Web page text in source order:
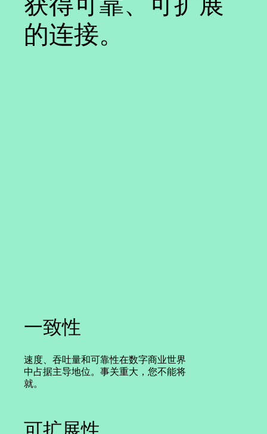
的连接。
一致性
速度、吞吐量和可靠性在数字商业世界
中占据主导地位。事关重大，您不能将
就。
可扩展性